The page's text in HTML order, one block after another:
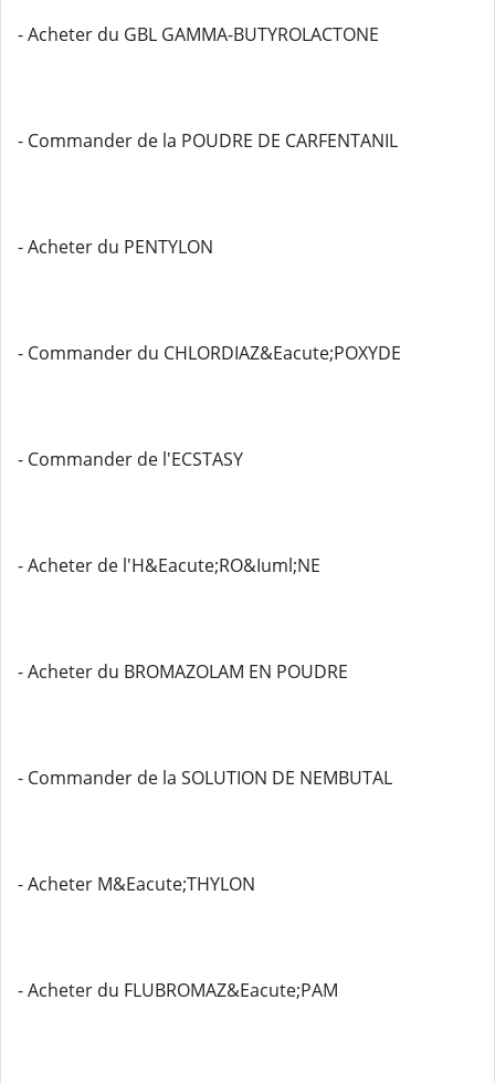
- Acheter du GBL GAMMA-BUTYROLACTONE
- Commander de la POUDRE DE CARFENTANIL
- Acheter du PENTYLON
- Commander du CHLORDIAZ&Eacute;POXYDE
- Commander de l'ECSTASY
- Acheter de l'H&Eacute;RO&Iuml;NE
- Acheter du BROMAZOLAM EN POUDRE
- Commander de la SOLUTION DE NEMBUTAL
- Acheter M&Eacute;THYLON
- Acheter du FLUBROMAZ&Eacute;PAM